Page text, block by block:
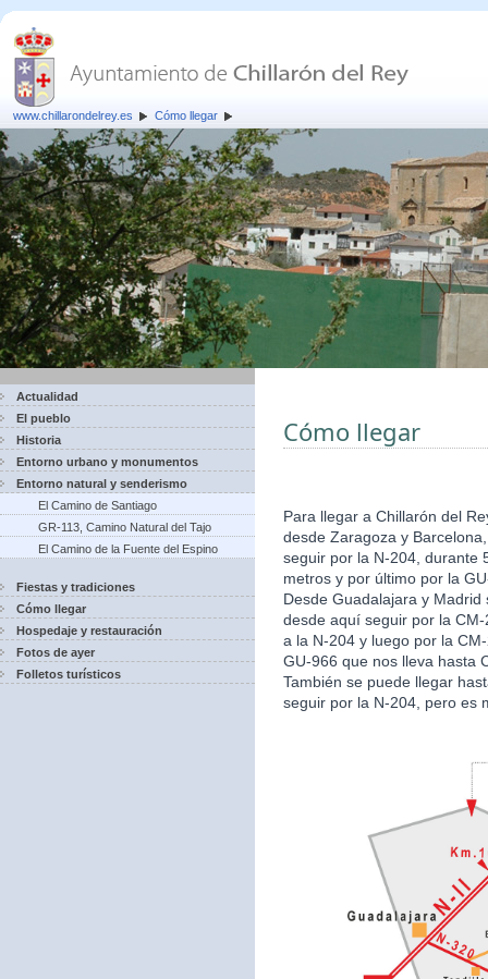
www.chillarondelrey.es Cómo llegar
Actualidad
El pueblo
Historia
Entorno urbano y monumentos
Entorno natural y senderismo
El Camino de Santiago
GR-113, Camino Natural del Tajo
El Camino de la Fuente del Espino
Fiestas y tradiciones
Cómo llegar
Hospedaje y restauración
Fotos de ayer
Folletos turísticos
Cómo llegar
Para llegar a Chillarón del
desde Zaragoza y
seguir por la N-204, durante
metros y por último por la
Desde Guadalajara y
desde aquí seguir por la
a la N-204 y luego por la
GU-966 que nos lleva hasta
También se puede llegar
seguir por la N-204, pero es